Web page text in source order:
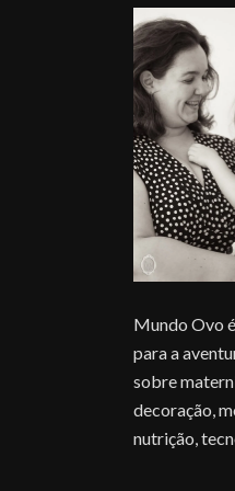
Mundo Ovo
para a
sobre
decoração,
nutrição,